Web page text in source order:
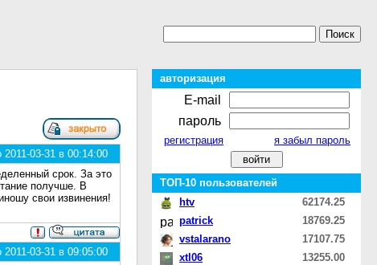
2011-03-31 в 00:14:00
срок. За это
получше. В
свои извинения!
2011-03-31 в 09:05:00
авторизация
E-mail
пароль
регистрация я забыл пароль
ТОП-10 пользователей
htv
62174.25
patrick
18769.25
vstalarano
17107.75
xtl06
13255.00